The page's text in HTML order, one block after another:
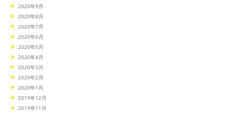
2020年9月
2020年8月
2020年7月
2020年6月
2020年5月
2020年4月
2020年3月
2020年2月
2020年1月
2019年12月
2019年11月